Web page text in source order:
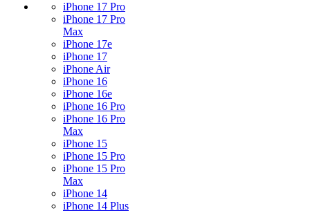
iPhone 17 Pro
iPhone 17 Pro
Max
iPhone 17e
iPhone 17
iPhone Air
iPhone 16
iPhone 16e
iPhone 16 Pro
iPhone 16 Pro
Max
iPhone 15
iPhone 15 Pro
iPhone 15 Pro
Max
iPhone 14
iPhone 14 Plus